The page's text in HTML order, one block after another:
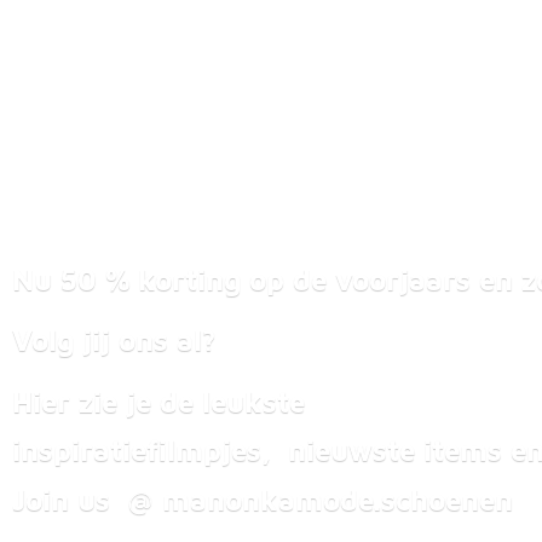
Nu 50 % korting op de voorjaars en
Volg jij ons al?
Hier zie je de leukste
inspiratiefilmpjes, nieuwste items
Join us @ manonkamode.schoenen